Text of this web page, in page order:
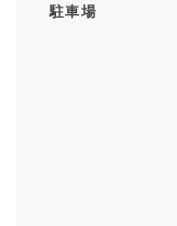
駐車場